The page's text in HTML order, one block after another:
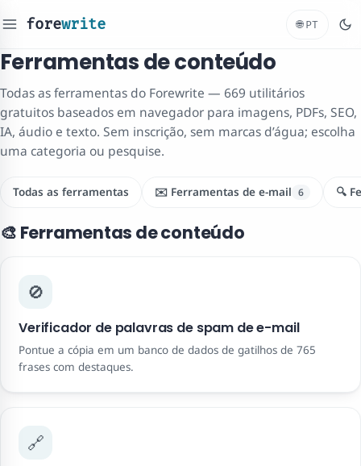
forewrite 🌐 PT
Ferramentas de conteúdo
Todas as ferramentas do Forewrite — 669 utilitários
gratuitos baseados em navegador para imagens, PDFs, SEO,
IA, áudio e texto. Sem inscrição, sem marcas d’água; escolha
uma categoria ou pesquise.
Todas as ferramentas ✉️ Ferramentas de e-mail 6 🔍
🎨 Ferramentas de conteúdo
🚫
Verificador de palavras de spam de e-mail
Pontue a cópia em um banco de dados de gatilhos de 765
frases com destaques.
🔗